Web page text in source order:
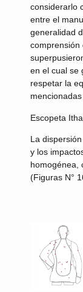
considerarlo
entre el
generalidad
comprensión
en el cual se
respetar la
Escopeta
La
y los
homogénea,
(Figuras N°